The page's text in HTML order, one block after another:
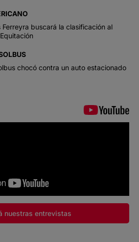
Ferreyra buscará la clasificación al
chocó contra un auto estacionado
nuestras entrevistas